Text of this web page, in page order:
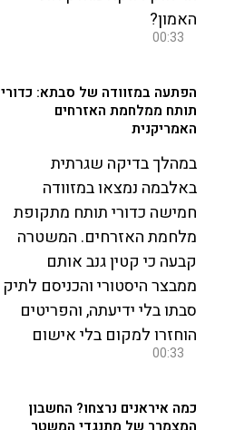
האמון?
00:33
הפתעה במזוודה של סבתא: כדורי
תותח ממלחמת האזרחים
האמריקנית
במהלך בדיקה שגרתית
באלבמה נמצאו במזוודה
חמישה כדורי תותח מתקופת
מלחמת האזרחים. המשטרה
קבעה כי קטין גנב אותם
ממבצר היסטורי והכניסם לתיק
סבתו בלי ידיעתה, והפריטים
הוחזרו למקום בלי אישום
00:33
כמה איראנים נרצחו? החשבון